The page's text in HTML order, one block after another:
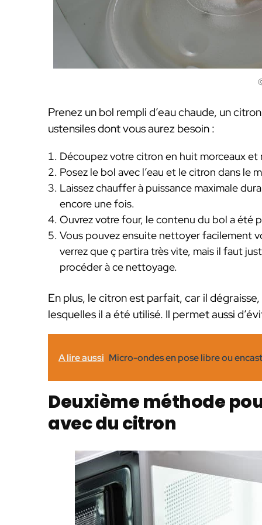
Prenez un bol rempli d’eau chaude, un
ustensiles dont vous aurez besoin :
Découpez votre citron en huit morceaux et
Posez le bol avec l’eau et le citron dans le
Laissez chauffer à puissance maximale
encore une fois.
Ouvrez votre four, le contenu du bol a été
Vous pouvez ensuite nettoyer facilement
verrez que ç partira très vite, mais il faut
procéder à ce nettoyage.
En plus, le citron est parfait, car il
lesquelles il a été utilisé. Il permet aussi
A lire aussi Micro-ondes en pose libre ou
Deuxième méthode
avec du citron